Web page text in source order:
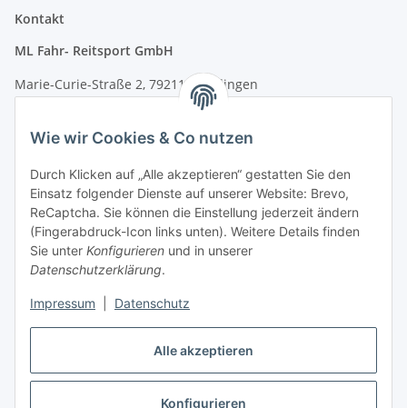
Alle akzeptieren
Konfigurieren
Wie wir Cookies & Co nutzen
Durch Klicken auf „Alle akzeptieren“ gestatten Sie den
Einsatz folgender Dienste auf unserer Website: Brevo,
ReCaptcha. Sie können die Einstellung jederzeit ändern
(Fingerabdruck-Icon links unten). Weitere Details finden
Sie unter Konfigurieren und in unserer
Datenschutzerklärung.
Impressum Datenschutz
Kontakt
ML Fahr- Reitsport GmbH
Marie-Curie-Straße 2, 79211 Denzlingen
Nach Terminvereinbarung können Sie gerne bei uns im Lager
vorbeikommen
Zahlungsarten
Vertrag widerrufen